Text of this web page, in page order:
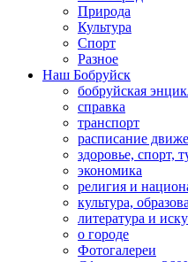
Природа
Культура
Спорт
Разное
Наш Бобруйск
бобруйская
справка
транспорт
расписание
здоровье, спорт,
экономика
религия и
культура,
литература и
о городе
Фотогалереи